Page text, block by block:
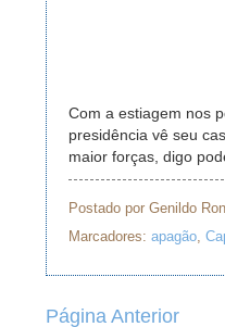
Com a estiagem nos
presidência vê seu
maior forças, digo
Postado por Genildo
Marcadores: apagão,
Página Anterior